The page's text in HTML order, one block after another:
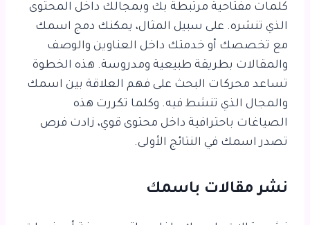
كلمات مفتاحية مرتبطة بك وبمجالك داخل المحتوى
الذي تنشره. على سبيل المثال، يمكنك دمج اسمك
مع تخصصك أو خدمتك داخل العناوين والوصف
والمقالات بطريقة طبيعية ومدروسة. هذه الخطوة
تساعد محركات البحث على فهم العلاقة بين اسمك
والمجال الذي تنشط فيه. وكلما تكررت هذه
الصياغات باحترافية داخل محتوى قوي، زادت فرص
تصدر اسمك في النتائج الأولى.
نشر مقالات باسمك